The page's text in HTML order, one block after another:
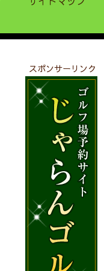
スポンサーリンク